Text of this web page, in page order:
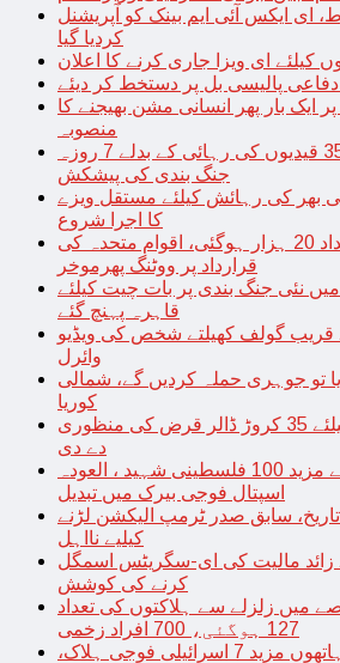
ای ایکس آئی ایم بینک کو آپریشنل
کردیا گیا
کیلئے ای ویزا جاری کرنے کا اعلان
پالیسی بل پر دستخط کر دیئے
تک چاند پر ایک بار پھر انسانی مشن بھیجنے کا
منصوبہ
اسرائیل کی حماس کو 35 قیدیوں کی رہائی کے بدلے 7 روزہ
جنگ بندی کی پیشکش
بھر کی رہائش کیلئے مستقل ویزے
کا اجرا شروع
غزہ؛ شہدا کی تعداد 20 ہزار ہوگئی، اقوام متحدہ کی
قرارداد پر ووٹنگ پھرموخر
نئی جنگ بندی پر بات چیت کیلئے
قاہرہ پہنچ گئے
قریب گولف کھیلتے شخص کی ویڈیو
وائرل
تو جوہری حملہ کردیں گے، شمالی
کوریا
ورلڈ بینک نے پاکستان کیلئے 35 کروڑ ڈالر قرض کی منظوری
دے دی
اسرائیلی بمباری سے مزید 100 فلسطینی شہید ، العودہ
اسپتال فوجی بیرک میں تبدیل
سابق صدر ٹرمپ الیکشن لڑنے
کیلیے نااہل
سے زائد مالیت کی ای-سگریٹس اسمگل
کرنے کی کوشش
میں زلزلے سے ہلاکتوں کی تعداد
127 ہوگئی، 700 افراد زخمی
غزہ؛ حماس کے ہاتھوں مزید 7 اسرائیلی فوجی ہلاک،